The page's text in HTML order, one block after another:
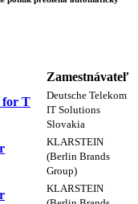
Zamestnávateľ
for T
Deutsche Telekom
IT Solutions
Slovakia
KLARSTEIN
(Berlin Brands
Group)
KLARSTEIN